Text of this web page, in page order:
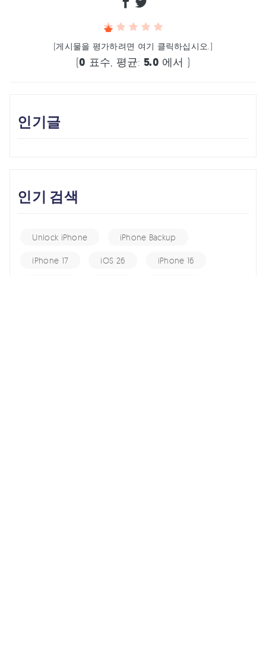
(게시물을 평가하려면 여기 클릭하십시오.)
(0 표수, 평균: 5.0 에서 )
인기글
인기 검색
Unlock iPhone iPhone Backup
iPhone 17 iOS 26 iPhone 16